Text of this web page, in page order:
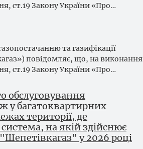
ст.19 Закону України «Про…
та газифікації
повідомляє, що, на виконання
ст.19 Закону України «Про…
обслуговування
у багатоквартирних
території, де
на якій здійснює
у 2026 році